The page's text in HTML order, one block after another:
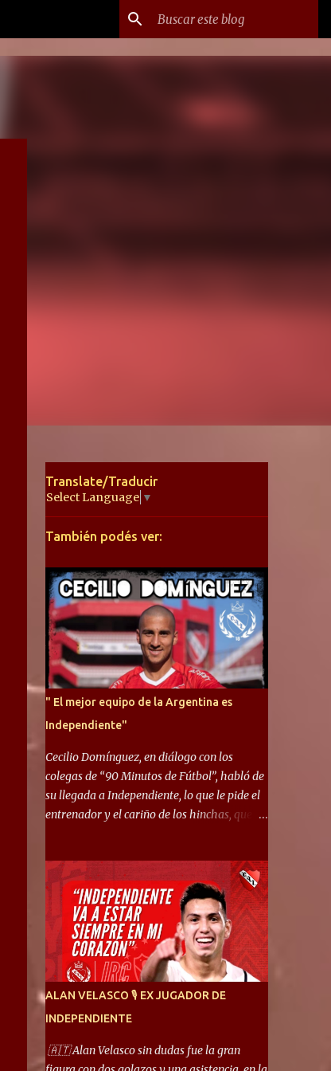
Translate/Traducir
Select Language ▼
También podés ver:
" El mejor equipo de la Argentina es
Independiente"
Cecilio Domínguez, en diálogo con los
colegas de “90 Minutos de Fútbol”, habló de
su llegada a Independiente, lo que le pide el
entrenador y el cariño de los hinchas, que se
ayuda a que me adapte rápidamente, soy un
hombre alegre y abierto. Creo que lo estoy
haciendo muy bien. Cuando llegué, llegué a
un Independiente que juega muy dinámico y
me gusta mucho. Me favorece por la forma
de jugar mía y eso también ayudó a que me
adapte”. “Me siento mejor por izquierda,
pero me gusta mucho jugar de 9, y juego sin
problemas por derecha también. Jugar de 9
y de extremo por izquierda es diferente. A mi
me gusta jugar por fuera, porque tengo mas
ALAN VELASCO 🎙 EX JUGADOR DE
INDEPENDIENTE
🇦🇹 Alan Velasco sin dudas fue la gran